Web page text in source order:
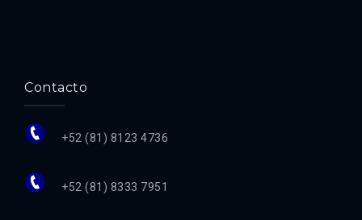
Contacto
+52 (81) 8123 4736
+52 (81) 8333 7951